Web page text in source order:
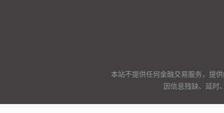
本站不提供任何金融交易服务，提
因信息残缺、延时